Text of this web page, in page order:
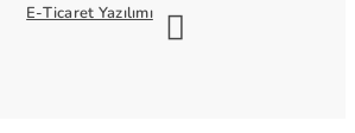
E-Ticaret Yazılımı